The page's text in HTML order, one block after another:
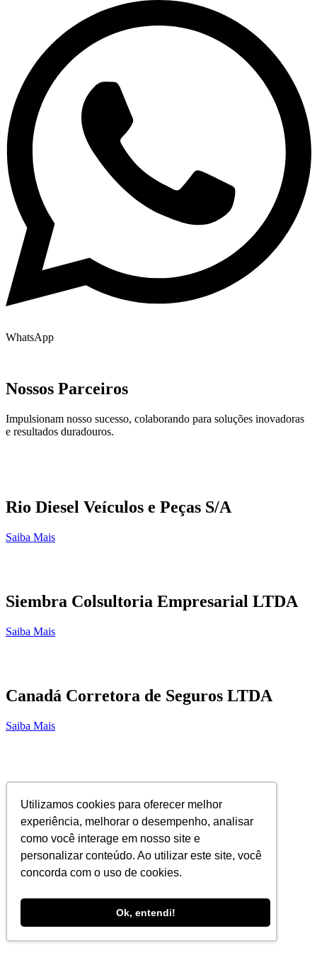
Utilizamos cookies para oferecer melhor
experiência, melhorar o desempenho, analisar
como você interage em nosso site e
personalizar conteúdo. Ao utilizar este site, você
concorda com o uso de cookies.
Ok, entendi!
WhatsApp
Nossos Parceiros
Impulsionam nosso sucesso, colaborando para soluções inovadoras
e resultados duradouros.
Rio Diesel Veículos e Peças S/A
Saiba Mais
Siembra Colsultoria Empresarial LTDA
Saiba Mais
Canadá Corretora de Seguros LTDA
Saiba Mais
Golden Service
Saiba Mais